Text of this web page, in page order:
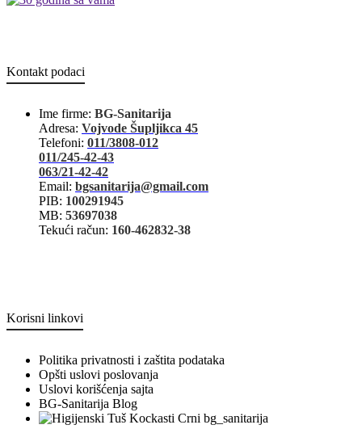
Kontakt podaci
Ime firme: BG-Sanitarija
Adresa: Vojvode Šupljikca 45
Telefoni: 011/3808-012
011/245-42-43
063/21-42-42
Email: bgsanitarija@gmail.com
PIB: 100291945
MB: 53697038
Tekući račun: 160-462832-38
Korisni linkovi
Politika privatnosti i zaštita podataka
Opšti uslovi poslovanja
Uslovi korišćenja sajta
BG-Sanitarija Blog
bg_sanitarija